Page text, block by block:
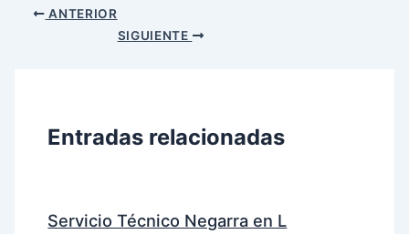
ANTERIOR
SIGUIENTE
Entradas relacionadas
Servicio Técnico Negarra en L